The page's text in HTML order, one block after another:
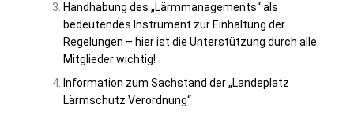
Handhabung des „Lärmmanagements“ als
bedeutendes Instrument zur Einhaltung der
Regelungen – hier ist die Unterstützung durch alle
Mitglieder wichtig!
Information zum Sachstand der „Landeplatz
Lärmschutz Verordnung“